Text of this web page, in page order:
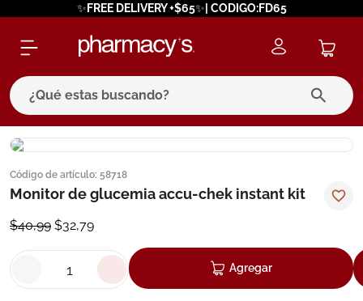
✨FREE DELIVERY +$65✨| CODIGO:FD65
¿Qué estas buscando?
Código de artículo: 58718
Monitor de glucemia accu-chek instant kit
$40,99 $32,79
Agregar
términos más buscados
1. eucerin
3 . pilexil
bioderma
5. cerave